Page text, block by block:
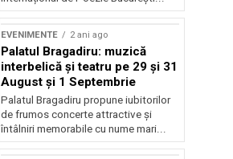
EVENIMENTE 2 ani ago
Palatul Bragadiru: muzică
interbelică şi teatru pe 29 şi 31
August şi 1 Septembrie
Palatul Bragadiru propune iubitorilor
de frumos concerte attractive şi
întâlniri memorabile cu nume mari...